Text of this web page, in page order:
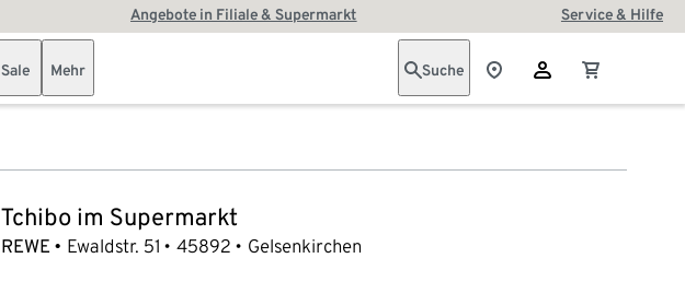
Angebote in Filiale & Supermarkt Service & Hilfe
Sale Mehr Suche
Tchibo im Supermarkt
REWE Ewaldstr. 51 45892 Gelsenkirchen